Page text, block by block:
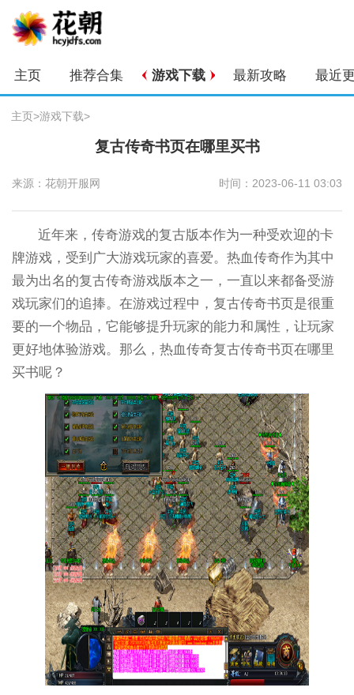
主页 推荐合集 游戏下载 最新攻略 最近
主页>游戏下载>
复古传奇书页在哪里买书
来源：花朝开服网 时间：2023-06-11 03:03
近年来，传奇游戏的复古版本作为一种受欢迎的卡
牌游戏，受到广大游戏玩家的喜爱。热血传奇作为其中
最为出名的复古传奇游戏版本之一，一直以来都备受游
戏玩家们的追捧。在游戏过程中，复古传奇书页是很重
要的一个物品，它能够提升玩家的能力和属性，让玩家
更好地体验游戏。那么，热血传奇复古传奇书页在哪里
买书呢？